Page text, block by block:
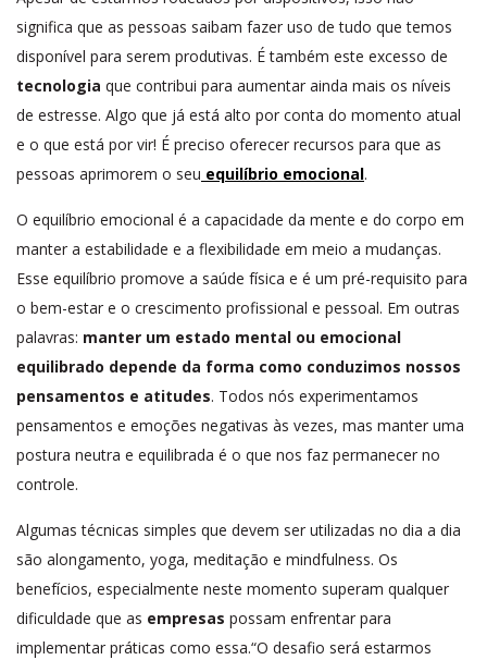
significa que as pessoas saibam fazer uso de tudo que temos
disponível para serem produtivas. É também este excesso de
tecnologia que contribui para aumentar ainda mais os níveis
de estresse. Algo que já está alto por conta do momento atual
e o que está por vir! É preciso oferecer recursos para que as
pessoas aprimorem o seu equilíbrio emocional.
O equilíbrio emocional é a capacidade da mente e do corpo em
manter a estabilidade e a flexibilidade em meio a mudanças.
Esse equilíbrio promove a saúde física e é um pré-requisito para
o bem-estar e o crescimento profissional e pessoal. Em outras
palavras: manter um estado mental ou emocional
equilibrado depende da forma como conduzimos nossos
pensamentos e atitudes. Todos nós experimentamos
pensamentos e emoções negativas às vezes, mas manter uma
postura neutra e equilibrada é o que nos faz permanecer no
controle.
Algumas técnicas simples que devem ser utilizadas no dia a dia
são alongamento, yoga, meditação e mindfulness. Os
benefícios, especialmente neste momento superam qualquer
dificuldade que as empresas possam enfrentar para
implementar práticas como essa.“O desafio será estarmos